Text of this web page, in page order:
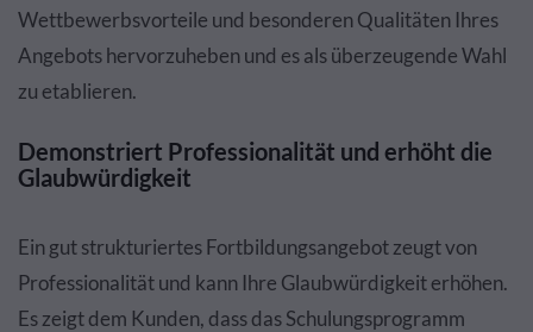
Wettbewerbsvorteile und besonderen Qualitäten Ihres
Angebots hervorzuheben und es als überzeugende Wahl
zu etablieren.
Demonstriert Professionalität und erhöht die
Glaubwürdigkeit
Ein gut strukturiertes Fortbildungsangebot zeugt von
Professionalität und kann Ihre Glaubwürdigkeit erhöhen.
Es zeigt dem Kunden, dass das Schulungsprogramm